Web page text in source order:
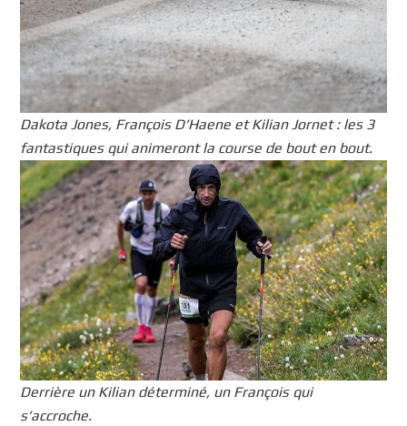
Dakota Jones, François D’Haene et Kilian Jornet : les 3
fantastiques qui animeront la course de bout en bout.
Derrière un Kilian déterminé, un François qui
s’accroche.